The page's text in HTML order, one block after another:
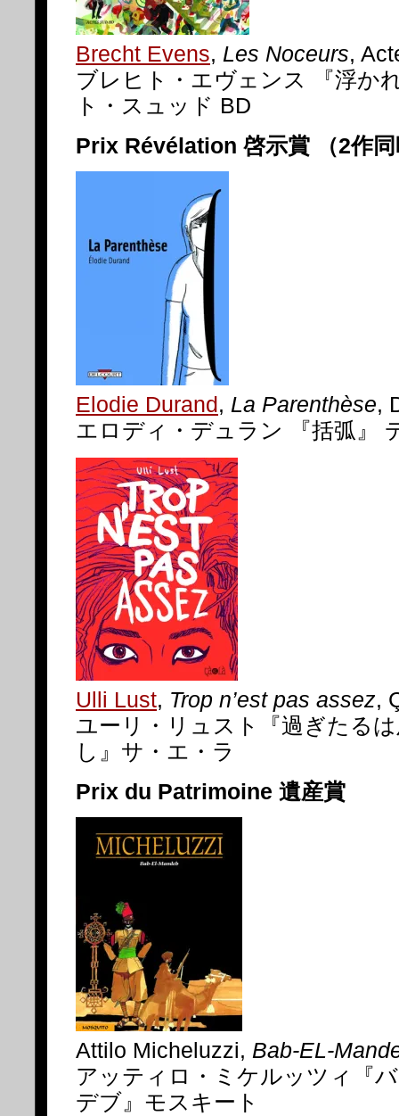
Brecht Evens, Les Noceurs,
ブレヒト・エヴェンス 『浮か
ト・スュッド BD
Prix Révélation 啓示賞 （2作
Elodie Durand, La Parenthèse,
エロディ・デュラン 『括弧』
Ulli Lust, Trop n’est pas assez,
ユーリ・リュスト『過ぎたる
し』サ・エ・ラ
Prix du Patrimoine 遺産賞
Attilo Micheluzzi, Bab-EL-
アッティロ・ミケルッツィ『
デブ』モスキート